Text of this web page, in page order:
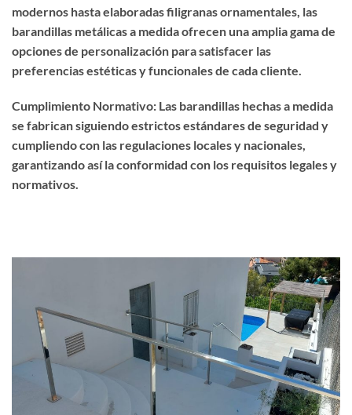
modernos hasta elaboradas filigranas ornamentales, las
barandillas metálicas a medida ofrecen una amplia gama de
opciones de personalización para satisfacer las
preferencias estéticas y funcionales de cada cliente.
Cumplimiento Normativo: Las barandillas hechas a medida
se fabrican siguiendo estrictos estándares de seguridad y
cumpliendo con las regulaciones locales y nacionales,
garantizando así la conformidad con los requisitos legales y
normativos.